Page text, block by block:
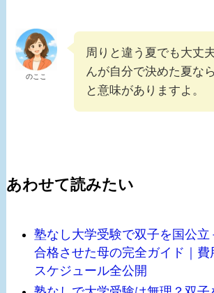
のここ
周りと違う夏でも大丈
んが自分で決めた夏な
と意味がありますよ。
あわせて読みたい
塾なし大学受験で双子を国公立
合格させた母の完全ガイド｜費
スケジュール全公開